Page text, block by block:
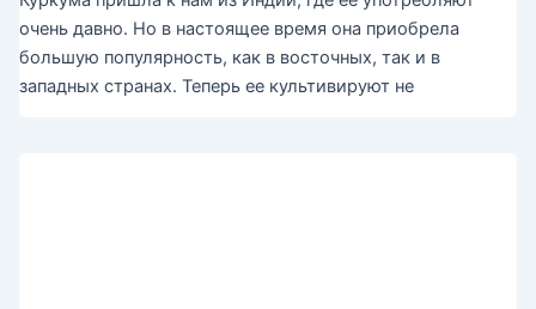
очень давно. Но в настоящее время она приобрела
большую популярность, как в восточных, так и в
западных странах. Теперь ее культивируют не